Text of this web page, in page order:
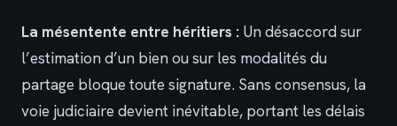
La mésentente entre héritiers : Un désaccord sur
l’estimation d’un bien ou sur les modalités du
partage bloque toute signature. Sans consensus, la
voie judiciaire devient inévitable, portant les délais